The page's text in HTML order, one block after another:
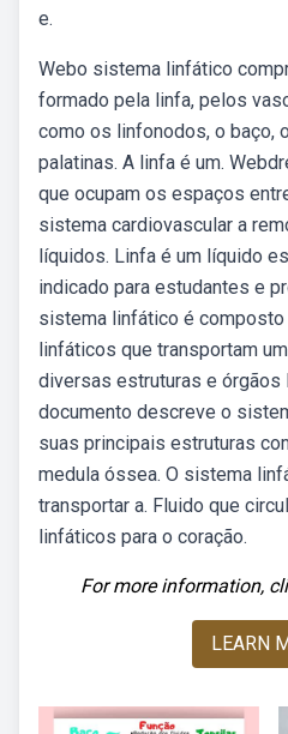
e.
Webo sistema linfático
formado pela linfa, pelos
como os linfonodos, o baço,
palatinas. A linfa é um.
que ocupam os espaços
sistema cardiovascular a
líquidos. Linfa é um líquido
indicado para estudantes e
sistema linfático é
linfáticos que transportam
diversas estruturas e órgãos
documento descreve o
suas principais estruturas
medula óssea. O sistema
transportar a. Fluido que
linfáticos para o coração.
For more information,
LEARN